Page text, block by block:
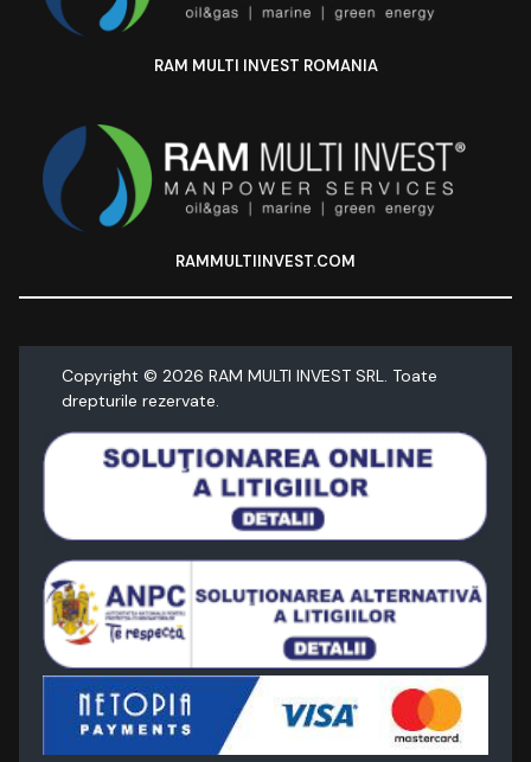
RAM MULTI INVEST ROMANIA
RAMMULTIINVEST.COM
Copyright © 2026 RAM MULTI INVEST SRL. Toate
drepturile rezervate.